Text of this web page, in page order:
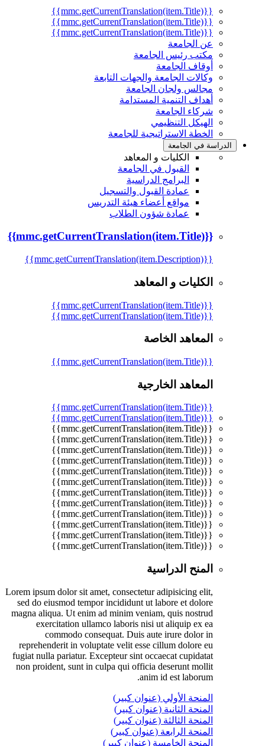
{{mmc.getCurrentTranslation(item.Title)}}
{{mmc.getCurrentTranslation(item.Title)}}
{{mmc.getCurrentTranslation(item.Title)}}
عن الجامعة
مكتب رئيس الجامعة
أوقاف الجامعة
وكالات الجامعة والجهات التابعة
مجالس ولجان الجامعة
أهداف التنمية المستدامة
شركاء الجامعة
الهيكل التنظيمي
الخطة الاستراتيجية للجامعة
الدراسة في الجامعة
الكليات و المعاهد
القبول في الجامعة
البرامج الدراسية
عمادة القبول والتسجيل
مواقع أعضاء هيئة التدريس
عمادة شؤون الطلاب
{{mmc.getCurrentTranslation(item.Title)}}
{{mmc.getCurrentTranslation(item.Description)}}
الكليات و المعاهد
{{mmc.getCurrentTranslation(item.Title)}}
{{mmc.getCurrentTranslation(item.Title)}}
المعاهد الخاصة
{{mmc.getCurrentTranslation(item.Title)}}
المعاهد الخارجية
{{mmc.getCurrentTranslation(item.Title)}}
{{mmc.getCurrentTranslation(item.Title)}}
{{mmc.getCurrentTranslation(item.Title)}}
{{mmc.getCurrentTranslation(item.Title)}}
{{mmc.getCurrentTranslation(item.Title)}}
{{mmc.getCurrentTranslation(item.Title)}}
{{mmc.getCurrentTranslation(item.Title)}}
{{mmc.getCurrentTranslation(item.Title)}}
{{mmc.getCurrentTranslation(item.Title)}}
{{mmc.getCurrentTranslation(item.Title)}}
{{mmc.getCurrentTranslation(item.Title)}}
{{mmc.getCurrentTranslation(item.Title)}}
{{mmc.getCurrentTranslation(item.Title)}}
{{mmc.getCurrentTranslation(item.Title)}}
المنح الدراسية
Lorem ipsum dolor sit amet, consectetur adipisicing elit,
sed do eiusmod tempor incididunt ut labore et dolore
magna aliqua. Ut enim ad minim veniam, quis nostrud
exercitation ullamco laboris nisi ut aliquip ex ea
commodo consequat. Duis aute irure dolor in
reprehenderit in voluptate velit esse cillum dolore eu
fugiat nulla pariatur. Excepteur sint occaecat cupidatat
non proident, sunt in culpa qui officia deserunt mollit
anim id est laborum.
المنحة الأولي (عنوان كبير)
المنحة الثانية (عنوان كبير)
المنحة الثالثة (عنوان كبير)
المنحة الرابعة (عنوان كبير)
المنحة الخامسة (عنوان كبير)